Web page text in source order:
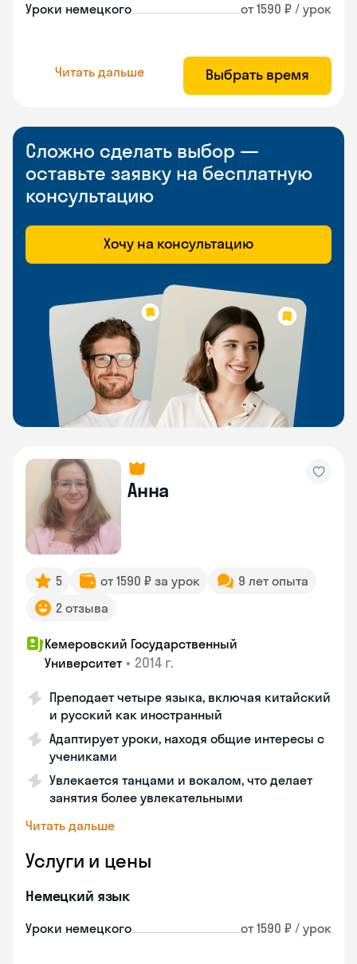
Уроки немецкого от 1590 ₽ / урок
Читать дальше Выбрать время
Сложно сделать выбор —
оставьте заявку на бесплатную
консультацию
Хочу на консультацию
Анна
5 от 1590 ₽ за урок
9 лет опыта
2 отзыва
Кемеровский Государственный
Университет • 2014 г.
Преподает четыре языка, включая китайский
и русский как иностранный
Адаптирует уроки, находя общие интересы с
учениками
Увлекается танцами и вокалом, что делает
занятия более увлекательными
Читать дальше
Услуги и цены
Немецкий язык
Уроки немецкого от 1590 ₽ / урок